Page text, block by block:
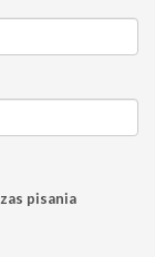
pisania